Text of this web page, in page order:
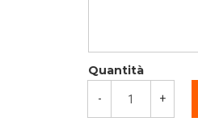
Quantità
- +